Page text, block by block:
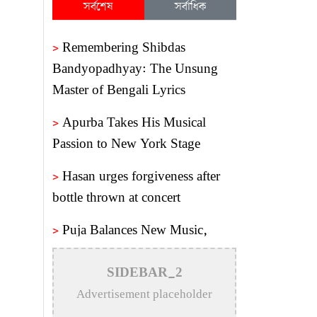
সর্বশেষ সর্বাধিক
> Remembering Shibdas
Bandyopadhyay: The Unsung
Master of Bengali Lyrics
> Apurba Takes His Musical
Passion to New York Stage
> Hasan urges forgiveness after
bottle thrown at concert
> Puja Balances New Music,
Stage Shows and London
Concerts
>
An In-Depth Article on the
SIDEBAR_2
Advertisement placeholder